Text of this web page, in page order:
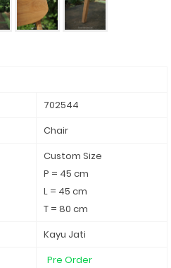
702544
Chair
Custom Size
P = 45 cm
L = 45 cm
T = 80 cm
Kayu Jati
Pre Order